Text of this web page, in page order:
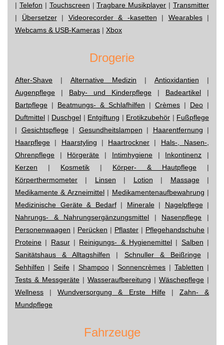
| Telefon | Touchscreen |Tragbare Musikplayer | Transmitter
| Übersetzer| Videorecorder & -kasetten | Wearables|
Webcams & USB-Kameras | Xbox
Drogerie
After-Shave | Alternative Medizin | Antioxidantien |
Augenpflege | Baby- und Kinderpflege | Badeartikel |
Bartpflege | Beatmungs- & Schlafhilfen | Crèmes | Deo |
Duftmittel | Duschgel | Entgiftung | Erotikzubehör | Fußpflege
| Gesichtspflege| Gesundheitslampen | Haarentfernung |
Haarpflege | Haarstyling | Haartrockner | Hals-, Nasen-,
Ohrenpflege | Hörgeräte | Intimhygiene| Inkontinenz |
Kerzen | Kosmetik | Körper- & Hautpflege |
Körperthermometer | Linsen | Lotion | Massage|
Medikamente & Arzneimittel| Medikamentenaufbewahrung |
Medizinische Geräte & Bedarf| Minerale| Nagelpflege|
Nahrungs- & Nahrungsergänzungsmittel | Nasenpflege |
Personenwaagen | Perücken | Pflaster | Pflegehandschuhe |
Proteine | Rasur| Reinigungs- & Hygienemittel | Salben |
Sanitätshaus & Alltagshilfen | Schnuller & Beißringe|
Sehhilfen | Seife| Shampoo|Sonnencrèmes |Tabletten |
Tests & Messgeräte | Wasseraufbereitung | Wäschepflege |
Wellness |Wundversorgung & Erste Hilfe| Zahn- &
Mundpflege
Fahrzeuge